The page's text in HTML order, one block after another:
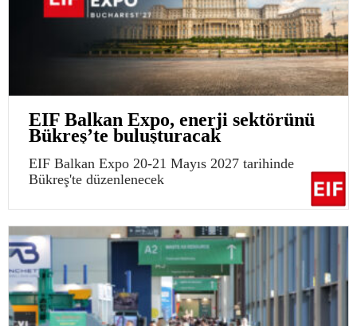
EIF Balkan Expo, enerji sektörünü
Bükreş’te buluşturacak
EIF Balkan Expo 20-21 Mayıs 2027 tarihinde
Bükreş'te düzenlenecek